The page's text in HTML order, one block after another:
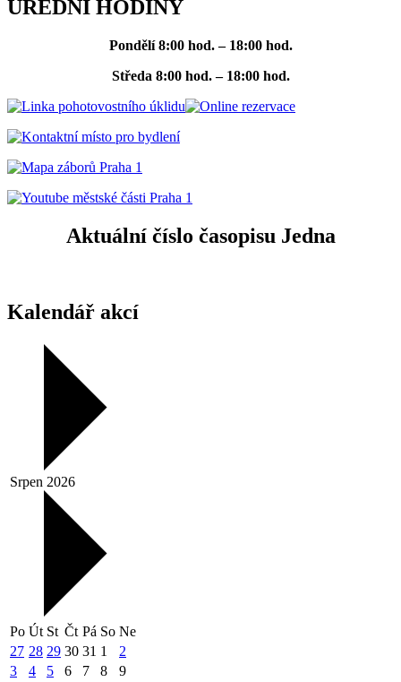
ÚŘEDNÍ HODINY
Pondělí 8:00 hod. – 18:00 hod.
Středa 8:00 hod. – 18:00 hod.
Aktuální číslo časopisu Jedna
Kalendář akcí
Srpen 2026
Po Út St Čt Pá So Ne
27 28 29 30 31 1
2
3
4 5 6 7 8
9